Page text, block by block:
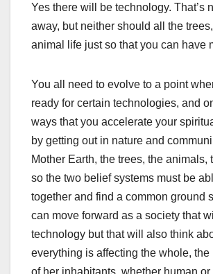
Yes there will be technology. That’s
away, but neither should all the
animal life just so that you can have
You all need to evolve to a point
ready for certain technologies, and
ways that you accelerate your
by getting out in nature and
Mother Earth, the trees, the animals,
so the two belief systems must be
together and find a common ground
can move forward as a society that
technology but that will also think
everything is affecting the whole, the
of her inhabitants, whether human or